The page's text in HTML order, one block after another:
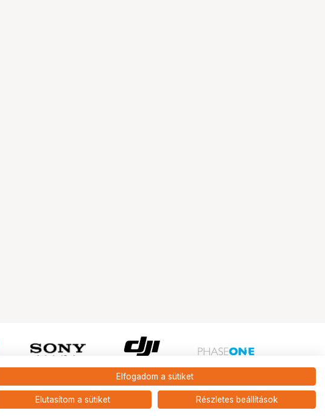
Ugrás az oldal tetejére
Elfogadom a sütiket
Elutasítom a sütiket Részletes beállítások